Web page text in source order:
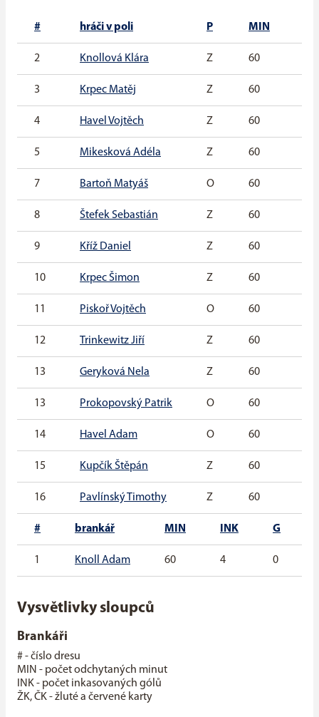
# hráči v poli P MIN
2 Knollová Klára Z 60
3 Krpec Matěj Z 60
4 Havel Vojtěch Z 60
5 Mikesková Adéla Z 60
7 Bartoň Matyáš O 60
8 Štefek Sebastián Z 60
9 Kříž Daniel Z 60
10 Krpec Šimon Z 60
11 Piskoř Vojtěch O 60
12 Trinkewitz Jiří Z 60
13 Geryková Nela Z 60
13 Prokopovský Patrik O 60
14 Havel Adam O 60
15 Kupčík Štěpán Z 60
16 Pavlínský Timothy Z 60
# brankář MIN INK G
1 Knoll Adam 60 4 0
Vysvětlivky sloupců
Brankáři
# - číslo dresu
MIN - počet odchytaných minut
INK - počet inkasovaných gólů
ŽK, ČK - žluté a červené karty